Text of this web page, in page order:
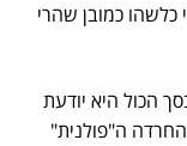
כלשהו כמובן שהרי
הכול היא יודעת
ה"פולנית"